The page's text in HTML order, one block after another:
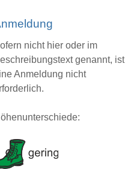
nicht hier oder im
genannt, ist
Anmeldung nicht